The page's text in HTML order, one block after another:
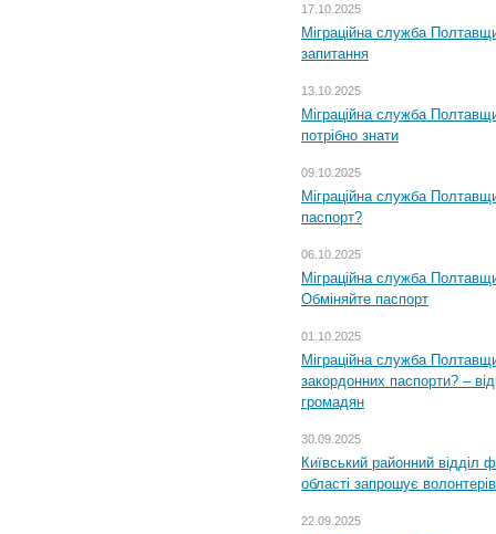
17.10.2025
Міграційна служба
запитання
13.10.2025
Міграційна служба
потрібно знати
09.10.2025
Міграційна служба
паспорт?
06.10.2025
Міграційна служба
Обміняйте паспорт
01.10.2025
Міграційна служба
закордонних паспорти? –
громадян
30.09.2025
Київський районний відділ
області запрошує
22.09.2025